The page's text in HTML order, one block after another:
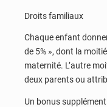
Droits familiaux
Chaque enfant
de 5% », dont la
maternité. L’autre
deux parents ou
Un bonus